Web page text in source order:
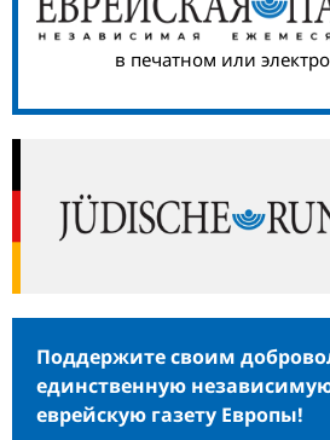
в печатном или
Поддержите своим
единственную
еврейскую газету Европы!